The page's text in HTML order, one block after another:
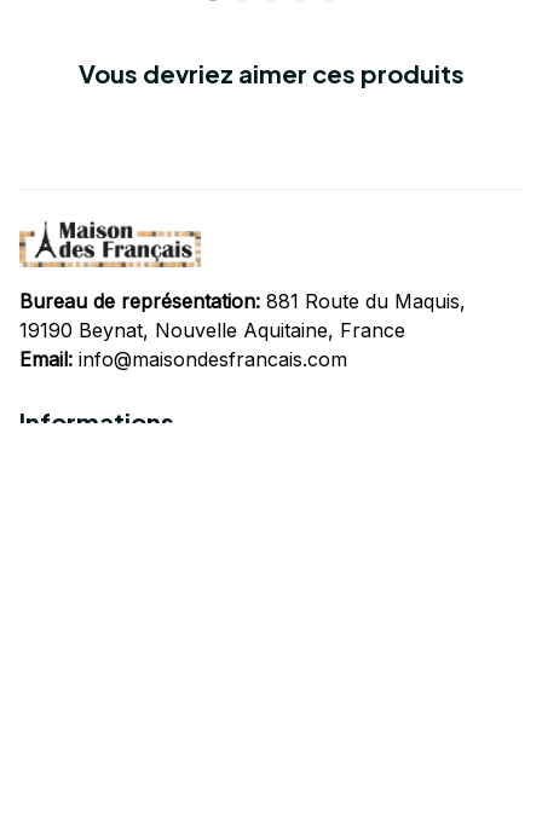
Vous devriez aimer ces produits
Bureau de représentation: 881 Route du Maquis,
19190 Beynat, Nouvelle Aquitaine, France
Email: info@maisondesfrancais.com
Informations